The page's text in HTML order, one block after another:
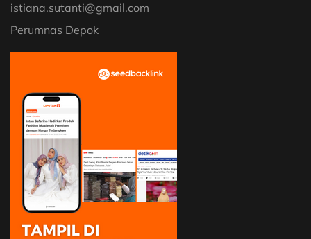
istiana.sutanti@gmail.com
Perumnas Depok